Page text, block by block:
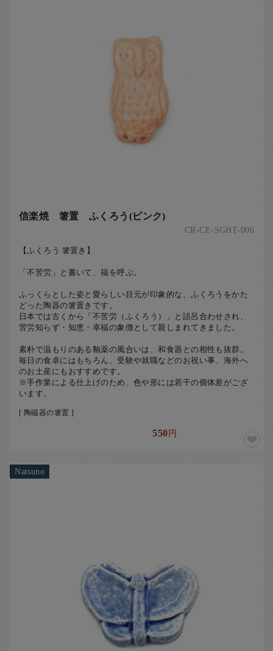
信楽焼 箸置 ふくろう(ピンク)
CR-CE-SGHT-006
【ふくろう 箸置き】
「不苦労」と書いて、福を呼ぶ。
ふっくらとした姿と愛らしい目元が印象的な、ふくろうをかた
どった陶器の箸置きです。
日本では古くから「不苦労（ふくろう）」と語呂合わせされ、
苦労知らず・知恵・幸福の象徴として親しまれてきました。
素朴で温もりのある釉薬の風合いは、和食器との相性も抜群。
毎日の食卓にはもちろん、受験や就職などのお祝い事、海外へ
のお土産にもおすすめです。
※手作業による仕上げのため、色や形には若干の個体差がござ
います。
[ 陶磁器の箸置 ]
550円
Natsuno